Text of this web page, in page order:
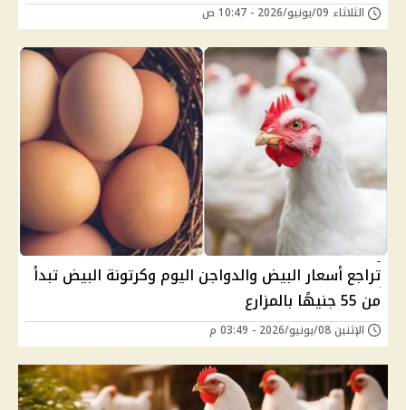
الثلاثاء 09/يونيو/2026 - 10:47 ص
تراجع أسعار البيض والدواجن اليوم وكرتونة البيض تبدأ
من 55 جنيهًا بالمزارع
الإثنين 08/يونيو/2026 - 03:49 م